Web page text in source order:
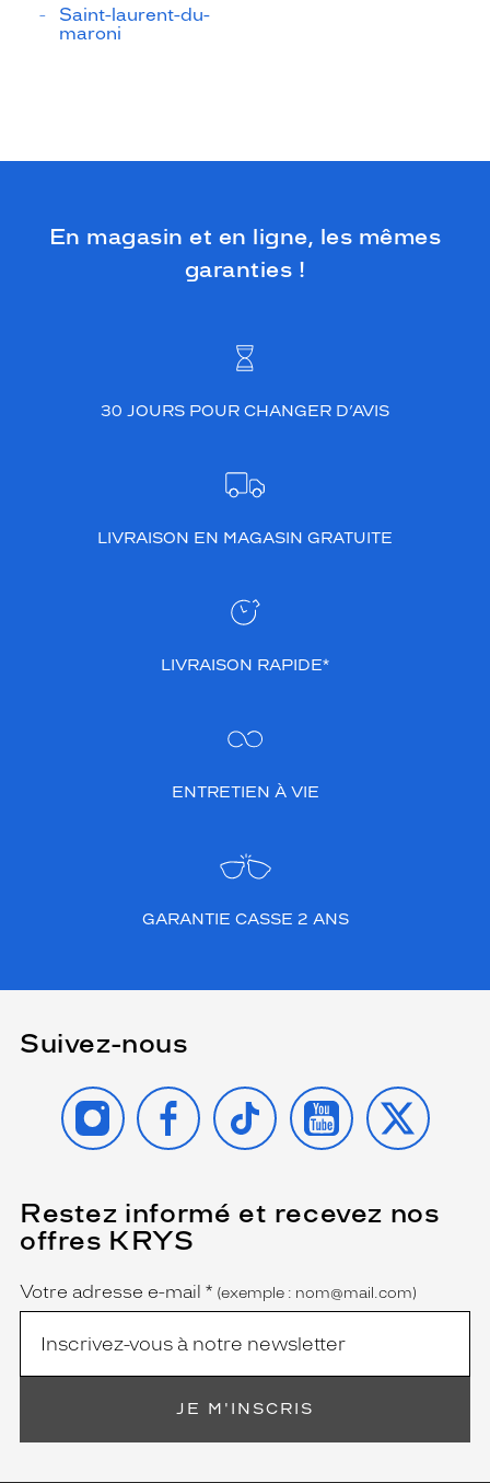
Saint-laurent-du-
maroni
En magasin et en ligne, les mêmes
garanties !
30 JOURS POUR CHANGER D’AVIS
LIVRAISON EN MAGASIN GRATUITE
LIVRAISON RAPIDE*
ENTRETIEN À VIE
GARANTIE CASSE 2 ANS
Suivez-nous
INSTAGRAMFACEBOOK
TIKTOK YOUTUBE
X
Restez informé et recevez nos
offres KRYS
Name
Votre adresse e-mail *
(Ce
champ
est
obligatoire)
(exemple : nom@mail.com)
JE M'INSCRIS